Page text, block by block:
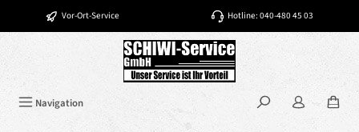
Zum Hauptinhalt springen
Vor-Ort-Service Hotline: 040-480 45 03
Navigation